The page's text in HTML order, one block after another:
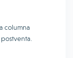
columna